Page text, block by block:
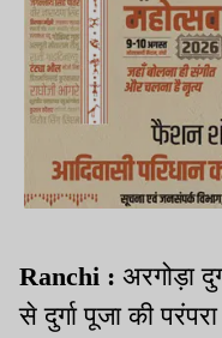
Ranchi : अरगोड़ा
से दुर्गा पूजा की